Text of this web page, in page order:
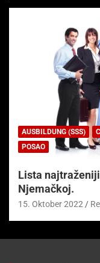
AUSBILDUNG (SSS)
POSAO
Lista
Njemačkoj.
15. Oktober 2022